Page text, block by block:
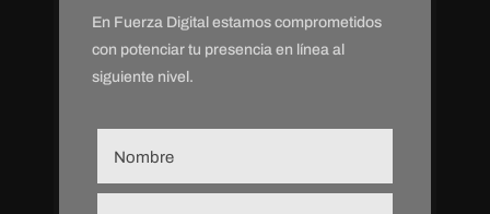
En Fuerza Digital estamos comprometidos
con potenciar tu presencia en líneaal
siguiente nivel.